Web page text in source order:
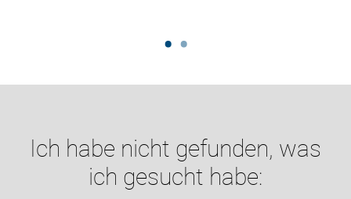
Ich habe nicht gefunden, was
ich gesucht habe: